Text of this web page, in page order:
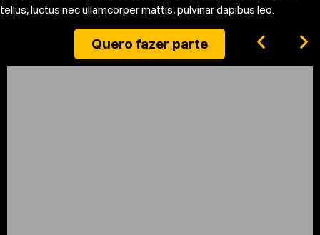
tellus, luctus nec ullamcorper mattis, pulvinar dapibus leo.
Quero fazer parte